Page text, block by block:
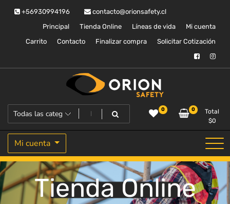
+56930994196
contacto@orionsafety.cl
Principal
Tienda Online Líneas de vida
Mi cuenta
Carrito
Contacto Finalizar compra Solicitar Cotización
Orion Safety
Equipos de proteccion personal 0 0
Total
$0
Mi cuenta
Tienda Online